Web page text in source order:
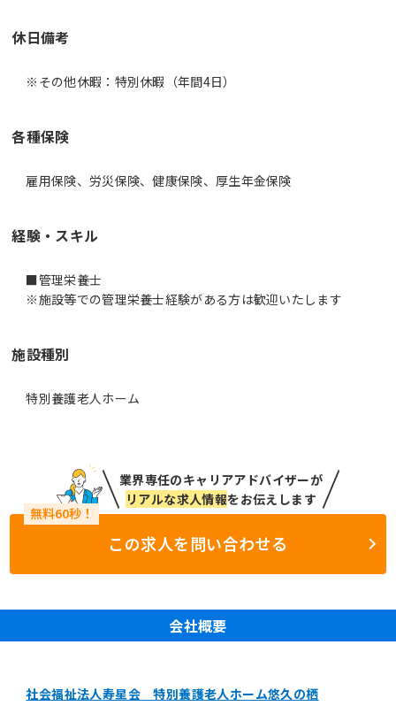
休日備考
※その他休暇：特別休暇（年間4日）
各種保険
雇用保険、労災保険、健康保険、厚生年金保険
経験・スキル
■管理栄養士
※施設等での管理栄養士経験がある方は歓迎いたします
施設種別
特別養護老人ホーム
業界専任のキャリアアドバイザーが
リアルな求人情報をお伝えします
この求人を問い合わせる
会社概要
社会福祉法人寿星会 特別養護老人ホーム悠久の栖